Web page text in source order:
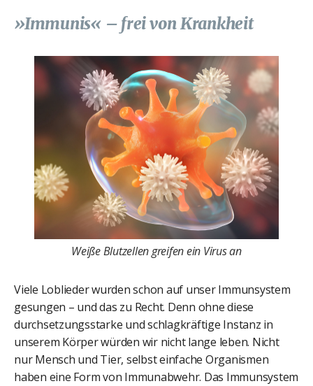
»Immunis« – frei von Krankheit
Weiße Blutzellen greifen ein Virus an
Viele Loblieder wurden schon auf unser Immunsystem
gesungen – und das zu Recht. Denn ohne diese
durchsetzungsstarke und schlagkräftige Instanz in
unserem Körper würden wir nicht lange leben. Nicht
nur Mensch und Tier, selbst einfache Organismen
haben eine Form von Immunabwehr. Das Immunsystem